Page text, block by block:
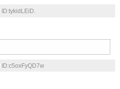
ID:tykidLEiD.
ID:c5oxFyQD7w